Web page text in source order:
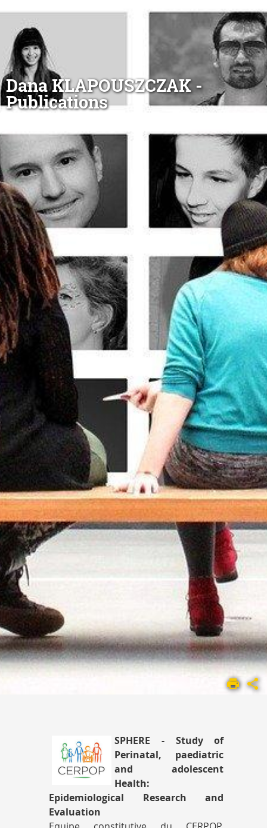
Dana KLAPOUSZCZAK -
Publications
RECHERCHE
SPHERE - Study of
Perinatal, paediatric
and adolescent
Health:
Epidemiological Research and
Evaluation